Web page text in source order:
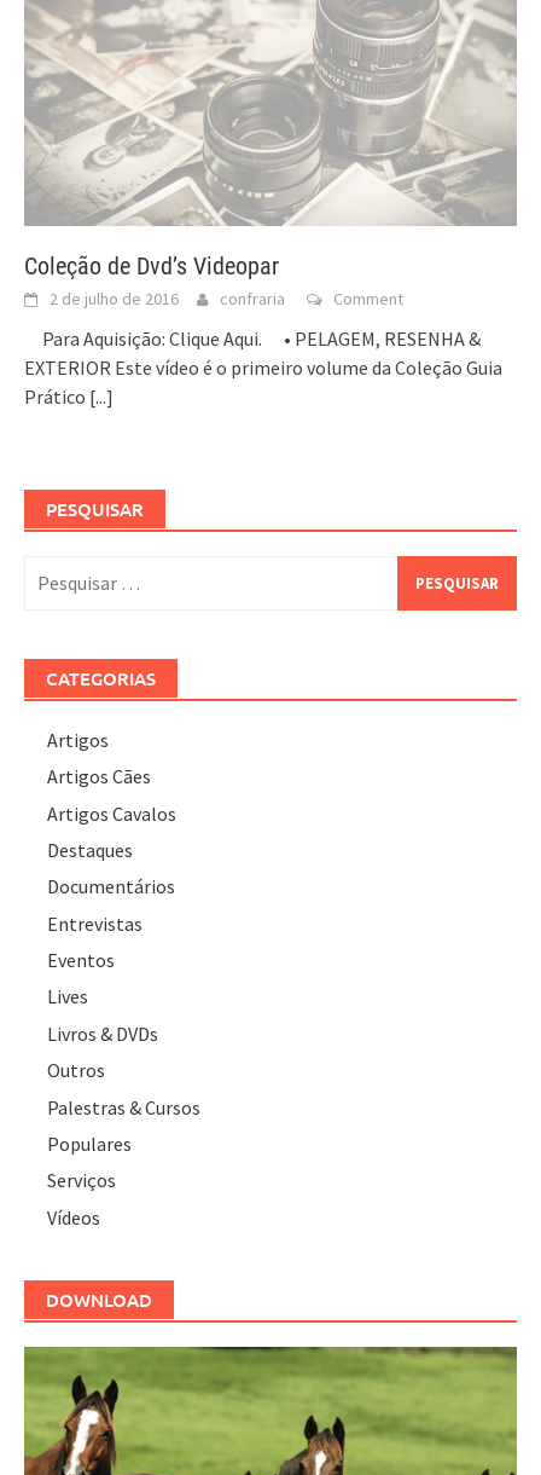
Coleção de Dvd’s Videopar
2 de julho de 2016 confraria Comment
Para Aquisição: Clique Aqui. • PELAGEM, RESENHA &
EXTERIOR Este vídeo é o primeiro volume da Coleção Guia
Prático [...]
PESQUISAR
por:
CATEGORIAS
Artigos
Artigos Cães
Artigos Cavalos
Destaques
Documentários
Entrevistas
Eventos
Lives
Livros & DVDs
Outros
Palestras & Cursos
Populares
Serviços
Vídeos
DOWNLOAD